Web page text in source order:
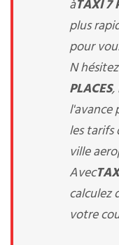
àTAXI 7
plus
pour
N
PLACES,
l'avance
les tarifs
ville
Avec
calculez
votre